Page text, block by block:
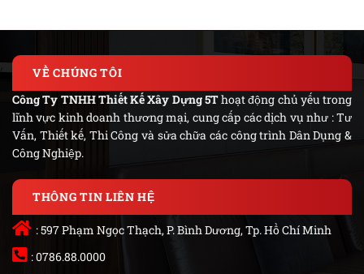
VỀ CHÚNG TÔI
Công Ty TNHH Thiết Kế Xây Dựng 5Thoạt động chủ yếu trong
lĩnh vực kinh doanh thương mại, cung cấp các dịch vụ như : Tư
Vấn, Thiết kế, Thi Công và sửa chữa các công trình Dân Dụng &
Công Nghiệp.
THÔNG TIN LIÊN HỆ
: 597 Phạm Ngọc Thạch, P. Bình Dương, Tp. Hồ Chí Minh
: 0786.88.0000